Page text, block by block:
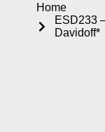
Home
ESD233
Davidoff*